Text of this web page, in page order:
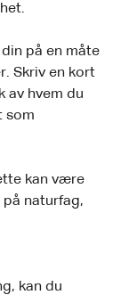
på en måte
Skriv en kort
av hvem du
som
kan være
på naturfag,
kan du